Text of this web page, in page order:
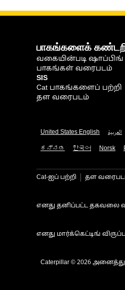
பாகங்களைக்
வகையின்படி ஷாப்பிங்
பாகங்கள் வரைபடம்
SIS
Cat பாகங்களைப் பற்றி
தள வரைபடம்
United States English العربية
ಕನ್ನಡ 한국어 Norsk
Cat-ஐப் பற்றி தள
எனது தனிப்பட்ட
எனது மார்க்கெட்டிங்
Caterpillar © 2026